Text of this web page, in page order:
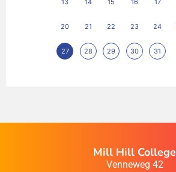
20 21 22 23 24
27 28 29 30 31
Mill Hill College
Venneweg 42